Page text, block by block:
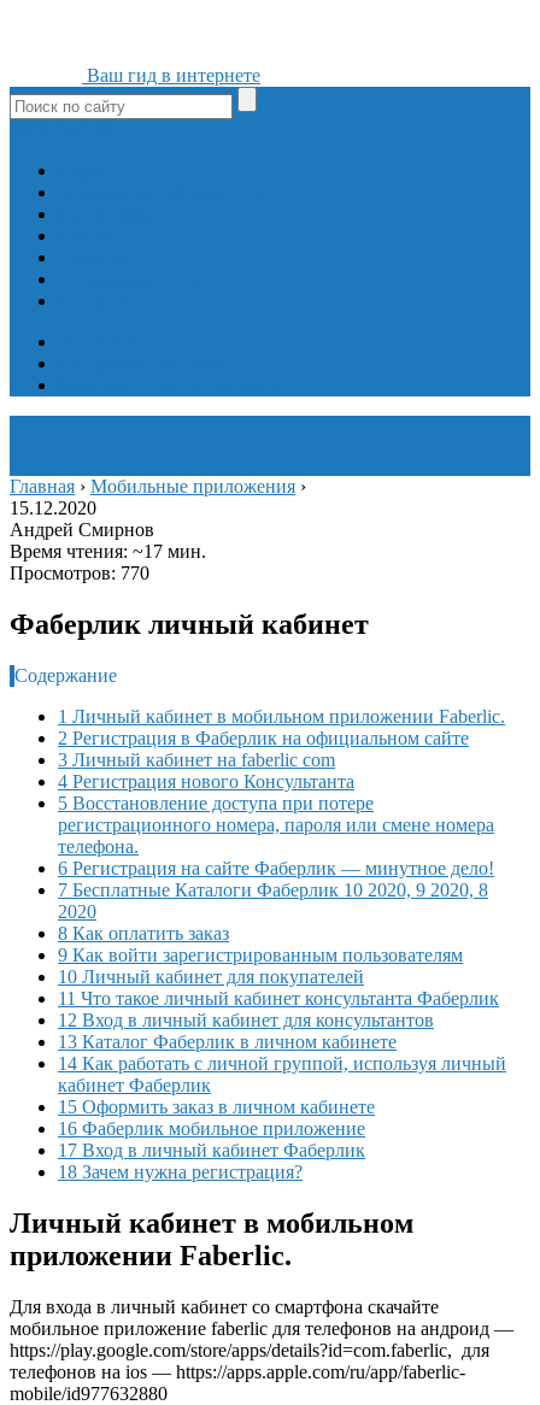
Ваш гид в интернете
Главная › Мобильные приложения ›
15.12.2020
Андрей Смирнов
Время чтения: ~17 мин.
Просмотров: 770
Фаберлик личный кабинет
Содержание
1 Личный кабинет в мобильном приложении Faberlic.
2 Регистрация в Фаберлик на официальном сайте
3 Личный кабинет на faberlic com
4 Регистрация нового Консультанта
5 Восстановление доступа при потере
регистрационного номера, пароля или смене номера
телефона.
6 Регистрация на сайте Фаберлик — минутное дело!
7 Бесплатные Каталоги Фаберлик 10 2020, 9 2020, 8
2020
8 Как оплатить заказ
9 Как войти зарегистрированным пользователям
10 Личный кабинет для покупателей
11 Что такое личный кабинет консультанта Фаберлик
12 Вход в личный кабинет для консультантов
13 Каталог Фаберлик в личном кабинете
14 Как работать с личной группой, используя личный
кабинет Фаберлик
15 Оформить заказ в личном кабинете
16 Фаберлик мобильное приложение
17 Вход в личный кабинет Фаберлик
18 Зачем нужна регистрация?
Личный кабинет в мобильном
приложении Faberlic.
Для входа в личный кабинет со смартфона скачайте
мобильное приложение faberlic для телефонов на андроид —
https://play.google.com/store/apps/details?id=com.faberlic, для
телефонов на ios — https://apps.apple.com/ru/app/faberlic-
mobile/id977632880